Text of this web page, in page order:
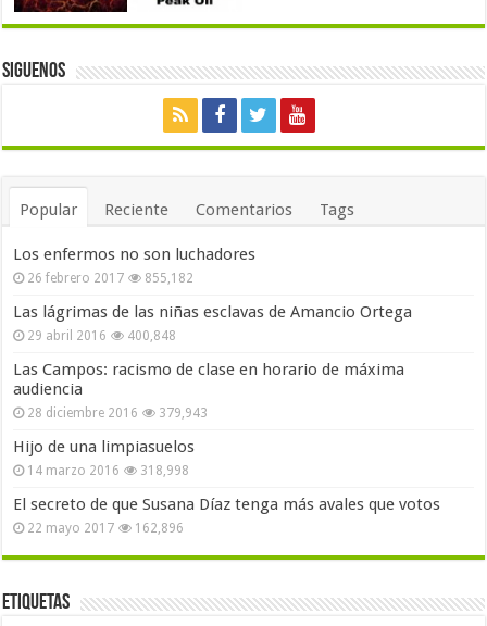
Siguenos
Popular Reciente Comentarios Tags
Los enfermos no son luchadores
26 febrero 2017 855,182
Las lágrimas de las niñas esclavas de Amancio Ortega
29 abril 2016 400,848
Las Campos: racismo de clase en horario de máxima
audiencia
28 diciembre 2016 379,943
Hijo de una limpiasuelos
14 marzo 2016 318,998
El secreto de que Susana Díaz tenga más avales que votos
22 mayo 2017 162,896
Etiquetas